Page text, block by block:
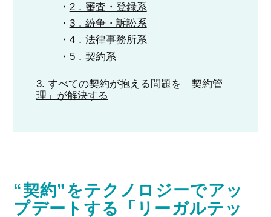
2．審査・登録系
3．紛争・訴訟系
4．法律事務所系
5．契約系
すべての契約が抱える問題を「契約管
理」が解決する
“契約”をテクノロジーでアッ
プデートする「リーガルテッ